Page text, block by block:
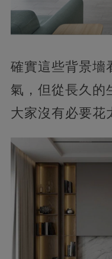
確實這些背景墻
氣，但從長久的
大家沒有必要花